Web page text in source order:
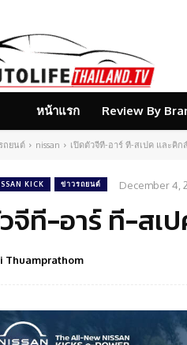
หน้าแรก Review By
ถยนต์ nissan เปิดตัวจีที-อาร์ ที-สเปค และคิ
KICK ข่าวรถยนต์ December 4,
จีที-อาร์ ที-สเ
Thuamprathom